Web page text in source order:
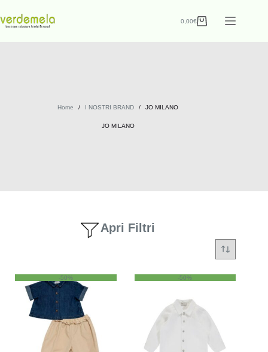
0,00€
Home / I NOSTRI BRAND / JO MILANO
JO MILANO
Apri Filtri
-50% -50%